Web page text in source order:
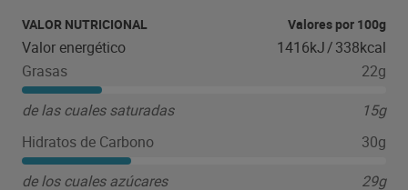
Magnum After Dinner Frac en formato bocado con este
pack de 8 unidades de 35ml cada una. También puedes
disfrutar de Magnum Frac en formato bombón con palo.
Los helados Magnum son los únicos con auténtico
chocolate Magnum. Por ello, Magnum After Dinner Frac
se elabora con chocolate negro Magnum
cuidadosamente creado combinado con cremoso y
suave helado sabor nata. En Magnum siempre
buscamos la excelencia en todo lo que hacemos y es
VALOR NUTRICIONAL Valores por 100g
Valor energético 1416kJ/338kcal
Grasas
22g
de las cuales saturadas
15g
Hidratos de Carbono
30g
de los cuales azúcares
29g